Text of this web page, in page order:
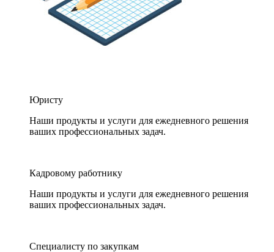
Юристу
Наши продукты и услуги для ежедневного решения
ваших профессиональных задач.
Кадровому работнику
Наши продукты и услуги для ежедневного решения
ваших профессиональных задач.
Специалисту по закупкам